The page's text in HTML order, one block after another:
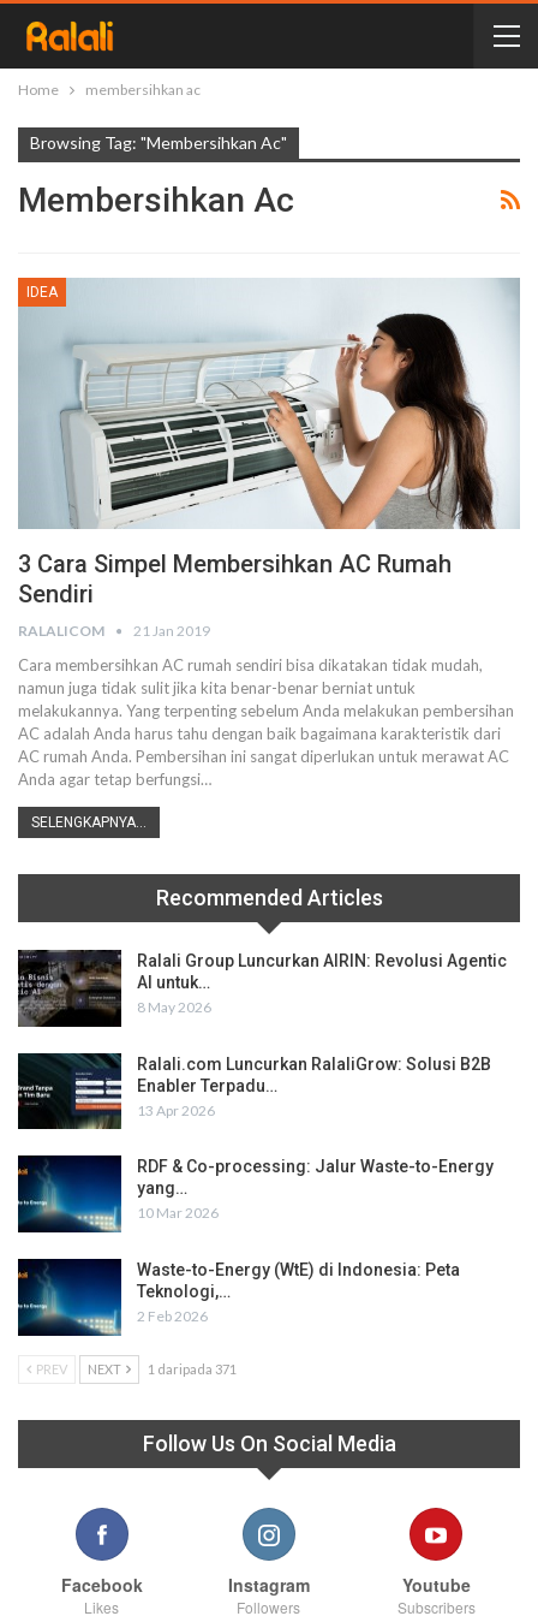
Home membersihkan ac
Browsing Tag: "membersihkan Ac"
Membersihkan Ac
IDEA
3 Cara Simpel Membersihkan AC Rumah
Sendiri
RALALICOM 21 Jan 2019
Cara membersihkan AC rumah sendiri bisa dikatakan tidak mudah,
namun juga tidak sulit jika kita benar-benar berniat untuk
melakukannya. Yang terpenting sebelum Anda melakukan pembersihan
AC adalah Anda harus tahu dengan baik bagaimana karakteristik dari
AC rumah Anda. Pembersihan ini sangat diperlukan untuk merawat AC
Anda agar tetap berfungsi…
SELENGKAPNYA...
Recommended Articles
Ralali Group Luncurkan AIRIN: Revolusi Agentic
AI untuk…
8 May 2026
Ralali.com Luncurkan RalaliGrow: Solusi B2B
Enabler Terpadu…
13 Apr 2026
RDF & Co-processing: Jalur Waste-to-Energy
yang…
10 Mar 2026
Waste-to-Energy (WtE) di Indonesia: Peta
Teknologi,…
2 Feb 2026
PREV NEXT 1 daripada 371
Follow Us On Social Media
Facebook
Likes
Instagram
Followers
Youtube
Subscribers